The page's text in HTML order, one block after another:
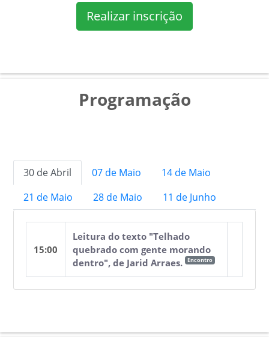
Realizar inscrição
Programação
30 de Abril 07 de Maio
14 de Maio
21 de Maio
28 de Maio 11 de Junho
15:00
Leitura do texto "Telhado
quebrado com gente morando
dentro", de Jarid Arraes. Encontro